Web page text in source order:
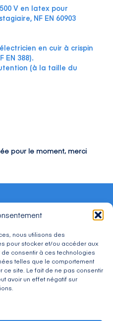
nous utilisons des
pour stocker et/ou accéder aux
consentir à ces technologies
telles que le comportement
ce site. Le fait de ne pas consentir
avoir un effet négatif sur
V en latex pour
NF EN 60903
en cuir à crispin
EN 388).
(à la taille du
pour le moment, merci
Wilson 94234